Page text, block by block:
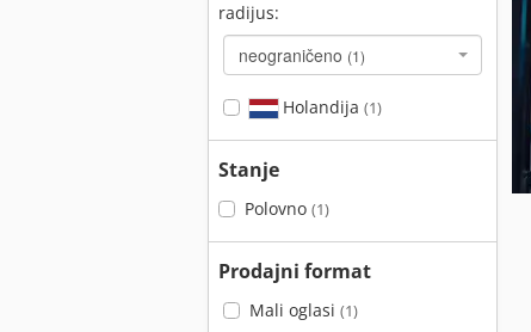
radijus:
neograničeno (1)
Holandija (1)
Stanje
Polovno (1)
Prodajni format
Mali oglasi (1)